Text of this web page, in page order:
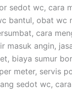
sedot wc, cara
bantul, obat wc
cara
masuk angin,
biaya sumur
meter, servis
sedot wc,